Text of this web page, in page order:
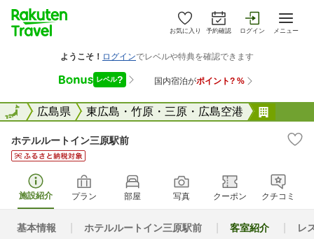
お気に入り 予約確認 ログイン メニュー
全国広島県 東広島・竹原・三原・広島空港
全国
ホテルルートイン三原駅前
施設紹介 プラン 部屋 写真 クーポン クチコミ
基本情報 ホテルルートイン三原駅前 客室紹介 レ